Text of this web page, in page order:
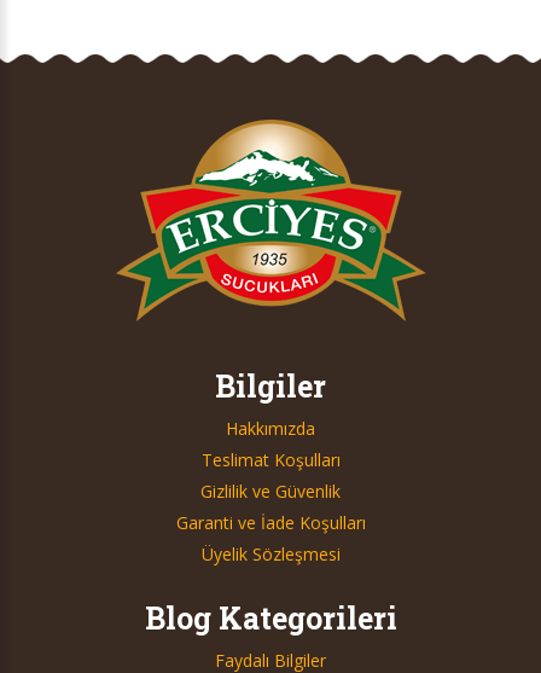
Bilgiler
Hakkımızda
Teslimat Koşulları
Gizlilik ve Güvenlik
Garanti ve İade Koşulları
Üyelik Sözleşmesi
Blog Kategorileri
Faydalı Bilgiler